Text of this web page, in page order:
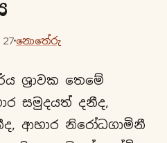
නොතේරු
ශ්‍රාවක තෙමේ
සමුදයත් දනීද,
ආහාර නිරෝධගාමිනී